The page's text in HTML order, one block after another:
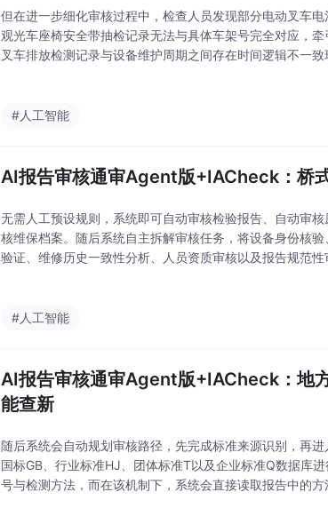
但在进一步细化审核过程中，检查人员发现部分电动叉车
观光车座椅安全带抽检记录无法与具体车架号完全对应，
叉车排放检测记录与设备维护周期之间存在时间逻辑不一
#人工智能
AI报告审核通审Agent版+IACheck：桥
无需人工预设规则，系统即可自动审核检验报告、自动审
核维保档案。随后系统自主拆解审核任务，将设备身份核
验证、维修历史一致性分析、人员资质审核以及报告规范
#人工智能
AI报告审核通审Agent版+IACheck：地
能查新
随后系统会自动规划审核路径，先完成标准来源识别，再
国标GB、行业标准HJ、团体标准T以及企业标准Q数据库
号与检测方法，而在该机制下，系统会直接读取报告中的